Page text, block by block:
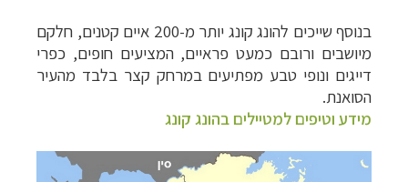
בנוסף שייכים להונג קונג יותר מ-200 איים קטנים, חלקם
מיושבים ורובם כמעט פראיים, המציעים חופים, כפרי
דייגים ונופי טבע מפתיעים במרחק קצר בלבד מהעיר
הסואנת.
מידע וטיפים למטיילים בהונג קונג